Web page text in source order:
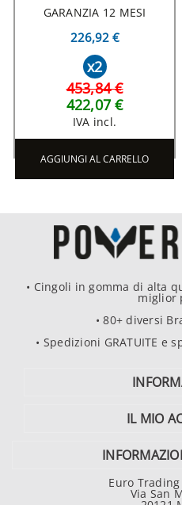
GARANZIA 12 MESI
226,92 €
x2
453,84 €
422,07 €
IVA incl.
AGGIUNGI AL CARRELLO
• Cingoli in gomma di alta
miglior
• 80+ diversi
• Spedizioni GRATUITE e
IL MIO
Euro
Via San